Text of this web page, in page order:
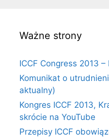
Ważne strony
ICCF Congress 2013
Komunikat o
aktualny)
Kongres ICCF 2013,
skrócie na YouTube
Przepisy ICCF